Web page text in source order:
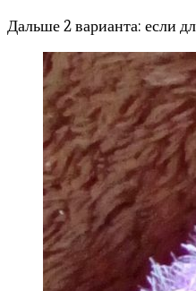
Дальше 2 варианта: если